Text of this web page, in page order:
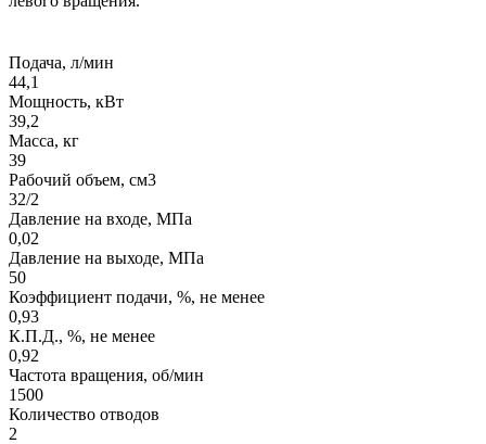
Подача, л/мин
44,1
Мощность, кВт
39,2
Масса, кг
39
Рабочий объем, см3
32/2
Давление на входе, МПа
0,02
Давление на выходе, МПа
50
Коэффициент подачи, %, не менее
0,93
К.П.Д., %, не менее
0,92
Частота вращения, об/мин
1500
Количество отводов
2